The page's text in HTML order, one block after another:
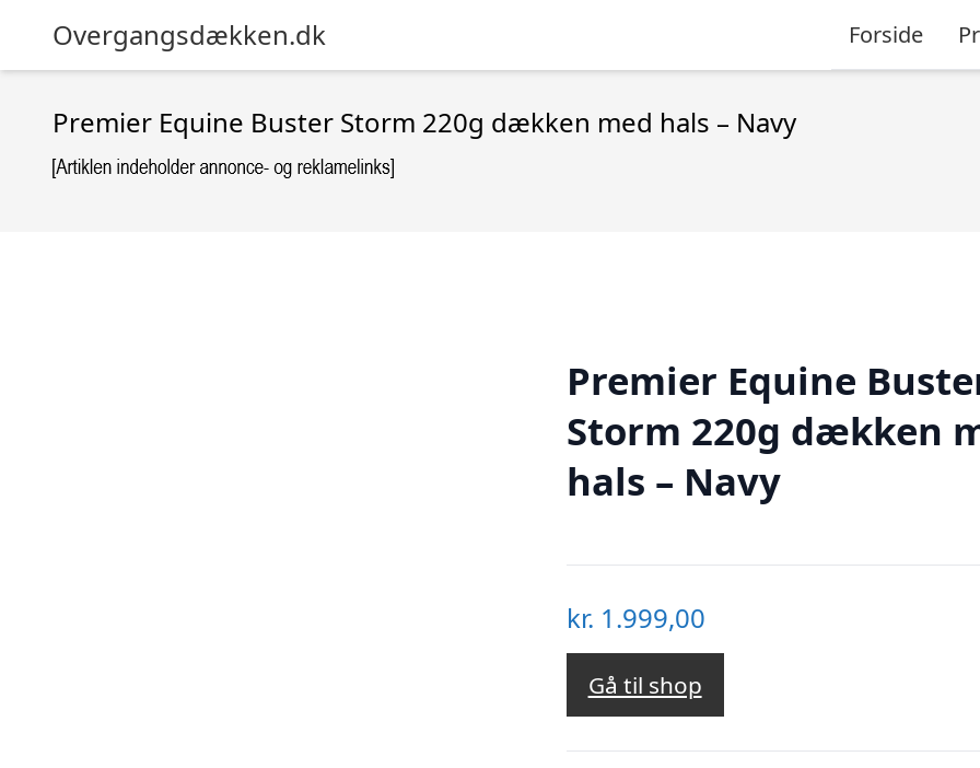
Overgangsdækken.dk Forside
Premier Equine Buster Storm 220g dækken med hals – Navy
Premier Equine
Storm 220g dækken
hals – Navy
kr. 1.999,00
Gå til shop